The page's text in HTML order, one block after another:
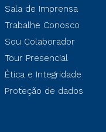
Sala de Imprensa
Trabalhe Conosco
Sou Colaborador
Tour Presencial
Ética e Integridade
Proteção de dados